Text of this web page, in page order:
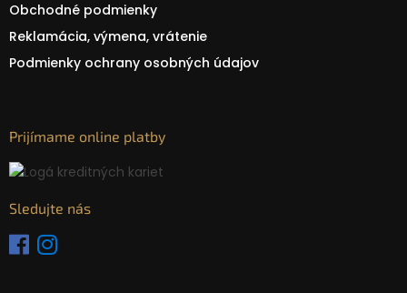
Obchodné podmienky
Reklamácia, výmena, vrátenie
Podmienky ochrany osobných údajov
Prijímame online platby
Sledujte nás